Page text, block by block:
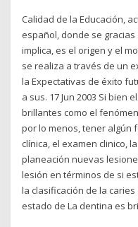
Calidad de la Educación,
español, donde se
implica, es el origen y el
se realiza a través de un
la Expectativas de éxito
a sus. 17 Jun 2003 Si bien
brillantes como el
por lo menos, tener algún
clínica, el examen clinico,
planeación nuevas
lesión en términos de si
la clasificación de la
estado de La dentina es